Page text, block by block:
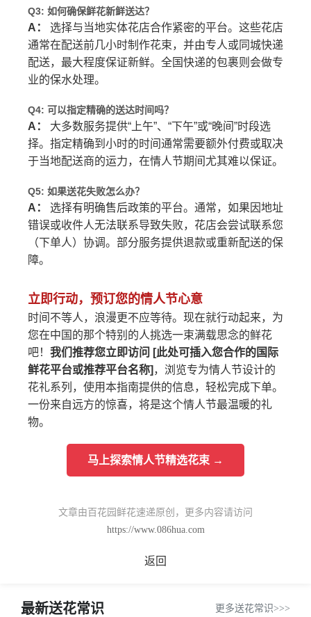
Q3: 如何确保鲜花新鲜送达？
A：
选择与当地实体花店合作紧密的平台。这些花店
通常在配送前几小时制作花束，并由专人或同城快递
配送，最大程度保证新鲜。全国快递的包裹则会做专
业的保水处理。
Q4: 可以指定精确的送达时间吗？
A：
大多数服务提供“上午”、“下午”或“晚间”时段选
择。指定精确到小时的时间通常需要额外付费或取决
于当地配送商的运力，在情人节期间尤其难以保证。
Q5: 如果送花失败怎么办？
A：
选择有明确售后政策的平台。通常，如果因地址
错误或收件人无法联系导致失败，花店会尝试联系您
（下单人）协调。部分服务提供退款或重新配送的保
障。
立即行动，预订您的情人节心意
时间不等人，浪漫更不应等待。现在就行动起来，为
您在中国的那个特别的人挑选一束满载思念的鲜花
吧！ 我们推荐您立即访问 [此处可插入您合作的国际
鲜花平台或推荐平台名称] ，浏览专为情人节设计的
花礼系列，使用本指南提供的信息，轻松完成下单。
一份来自远方的惊喜，将是这个情人节最温暖的礼
物。
马上探索情人节精选花束 →
文章由百花园鲜花速递原创，更多内容请访问
https://www.086hua.com
返回
最新送花常识 更多送花常识>>>